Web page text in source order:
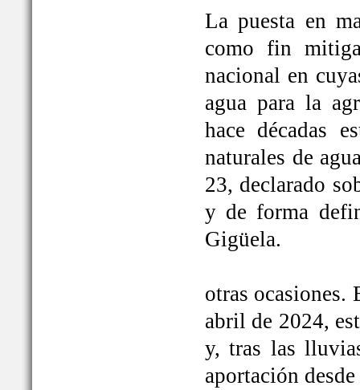
La puesta en
como fin
nacional en
agua para la
hace décadas
naturales de
23, declarado
y de forma
Gigüela.
otras ocasiones.
abril de 2024,
y, tras las
aportación